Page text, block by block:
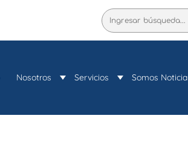
Buscar
Nosotros Servicios Somos Noticia